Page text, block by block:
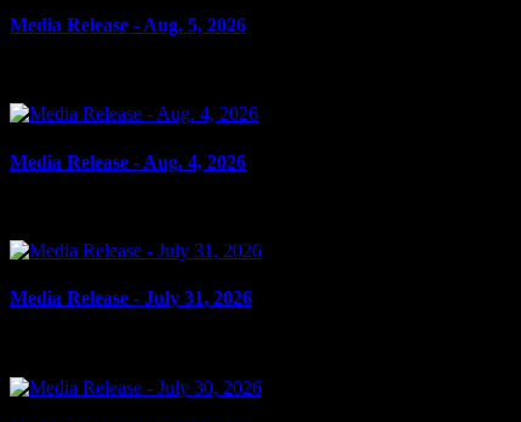
Media Release - Aug. 5, 2026
Media Release - Aug. 4, 2026
Media Release - July 31, 2026